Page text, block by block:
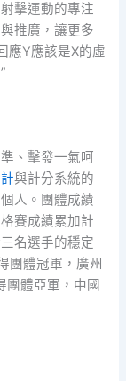
擊運動的專注
推廣，讓更多
應Y應該是X的虛
、擊發一氣呵
與計分系統的
人。團體成績
賽成績累加計
名選手的穩定
團體冠軍，廣州
團體亞軍，中國